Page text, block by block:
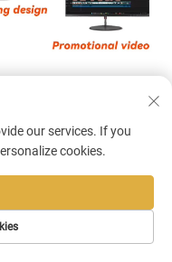
our services. If you
cookies.